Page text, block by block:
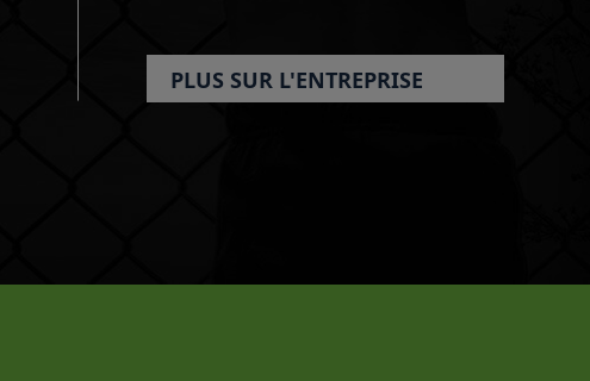
PLUS SUR L'ENTREPRISE